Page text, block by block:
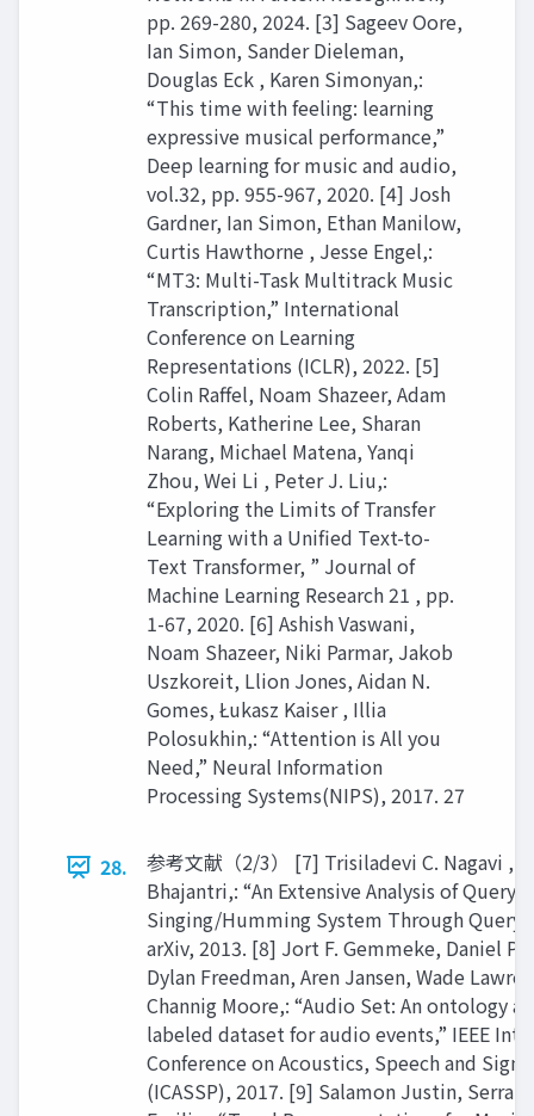
pp. 269-280, 2024. [3] Sageev Oore,
Ian Simon, Sander Dieleman,
Douglas Eck , Karen Simonyan,:
“This time with feeling: learning
expressive musical performance,”
Deep learning for music and audio,
vol.32, pp. 955-967, 2020. [4] Josh
Gardner, Ian Simon, Ethan Manilow,
Curtis Hawthorne , Jesse Engel,:
“MT3: Multi-Task Multitrack Music
Transcription,” International
Conference on Learning
Representations (ICLR), 2022. [5]
Colin Raﬀel, Noam Shazeer, Adam
Roberts, Katherine Lee, Sharan
Narang, Michael Matena, Yanqi
Zhou, Wei Li , Peter J. Liu,:
“Exploring the Limits of Transfer
Learning with a Unified Text-to-
Text Transformer, ” Journal of
Machine Learning Research 21 , pp.
1-67, 2020. [6] Ashish Vaswani,
Noam Shazeer, Niki Parmar, Jakob
Uszkoreit, Llion Jones, Aidan N.
Gomes, Łukasz Kaiser , Illia
Polosukhin,: “Attention is All you
Need,” Neural Information
Processing Systems(NIPS), 2017. 27
28.
参考文献（2/3） [7] Trisiladevi C. Nagavi ,
Bhajantri,: “An Extensive Analysis of Query
Singing/Humming System Through Query
arXiv, 2013. [8] Jort F. Gemmeke, Daniel P .
Dylan Freedman, Aren Jansen, Wade
Channig Moore,: “Audio Set: An ontology
labeled dataset for audio events,” IEEE
Conference on Acoustics, Speech and
(ICASSP), 2017. [9] Salamon Justin, Serra